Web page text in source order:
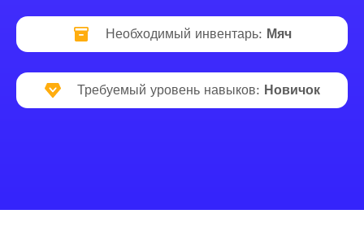
Необходимый инвентарь: Мяч
Требуемый уровень навыков: Новичок